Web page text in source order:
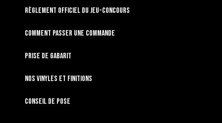
RÈGLEMENT OFFICIEL DU JEU-CONCOURS
Comment passer une commande
Prise de gabarit
Nos vinyles et finitions
Conseil de pose